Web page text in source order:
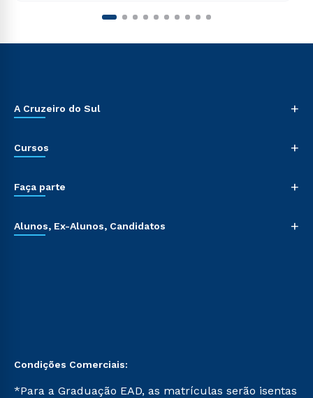
A Cruzeiro do Sul +
Cursos +
Faça parte +
Alunos, Ex-Alunos, Candidatos +
Condições Comerciais:
*Para a Graduação EAD, as matrículas serão isentas